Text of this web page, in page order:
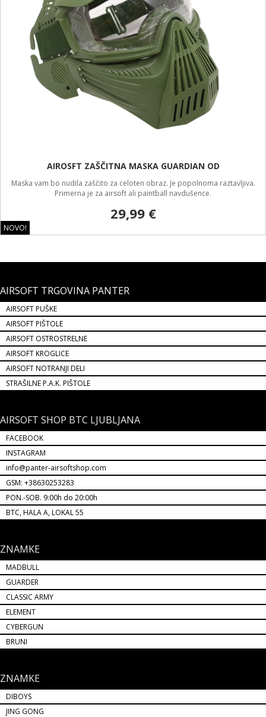
AIRSOFT TRGOVINA PANTER
AIRSOFT PUŠKE
AIRSOFT PIŠTOLE
AIRSOFT OSTROSTRELNE
AIRSOFT KROGLICE
AIRSOFT NOTRANJI DELI
STRAŠILNE P.A.K. PIŠTOLE
AIRSOFT SHOP BTC LJUBLJANA
FACEBOOK
INSTAGRAM
info@panter-airsoftshop.com
GSM: +38630253283
PON.-SOB. 9:00h do 20:00h
BTC, HALA A, LOKAL 55
ZNAMKE
MADBULL
GUARDER
CLASSIC ARMY
ELEMENT
CYBERGUN
BRUNI
ZNAMKE
DIBOYS
JING GONG